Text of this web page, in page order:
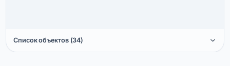
Список объектов (34)